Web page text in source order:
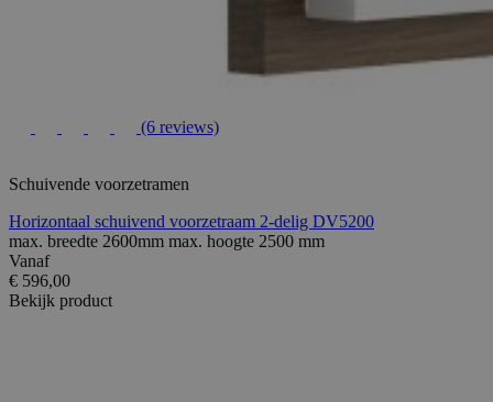
(6 reviews)
Schuivende voorzetramen
Horizontaal schuivend voorzetraam 2-delig DV5200
max. breedte 2600mm max. hoogte 2500 mm
Vanaf
€ 596,00
Bekijk product